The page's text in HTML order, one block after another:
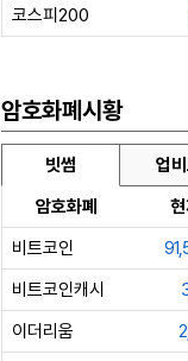
코스피200
암호화폐시황
빗썸 업
암호화폐
비트코인
비트코인캐시
이더리움